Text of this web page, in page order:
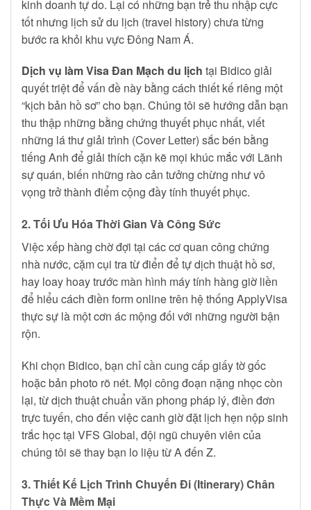
kinh doanh tự do. Lại có những bạn trẻ thu nhập cực
tốt nhưng lịch sử du lịch (travel history) chưa từng
bước ra khỏi khu vực Đông Nam Á.
Dịch vụ làm Visa Đan Mạch du lịch tại Bidico giải
quyết triệt để vấn đề này bằng cách thiết kế riêng một
“kịch bản hồ sơ” cho bạn. Chúng tôi sẽ hướng dẫn bạn
thu thập những bằng chứng thuyết phục nhất, viết
những lá thư giải trình (Cover Letter) sắc bén bằng
tiếng Anh để giải thích cặn kẽ mọi khúc mắc với Lãnh
sự quán, biến những rào cản tưởng chừng như vô
vọng trở thành điểm cộng đầy tính thuyết phục.
2. Tối Ưu Hóa Thời Gian Và Công Sức
Việc xếp hàng chờ đợi tại các cơ quan công chứng
nhà nước, cặm cụi tra từ điển để tự dịch thuật hồ sơ,
hay loay hoay trước màn hình máy tính hàng giờ liền
để hiểu cách điền form online trên hệ thống ApplyVisa
thực sự là một cơn ác mộng đối với những người bận
rộn.
Khi chọn Bidico, bạn chỉ cần cung cấp giấy tờ gốc
hoặc bản photo rõ nét. Mọi công đoạn nặng nhọc còn
lại, từ dịch thuật chuẩn văn phong pháp lý, điền đơn
trực tuyến, cho đến việc canh giờ đặt lịch hẹn nộp sinh
trắc học tại VFS Global, đội ngũ chuyên viên của
chúng tôi sẽ thay bạn lo liệu từ A đến Z.
3. Thiết Kế Lịch Trình Chuyến Đi (Itinerary) Chân
Thực Và Mềm Mại